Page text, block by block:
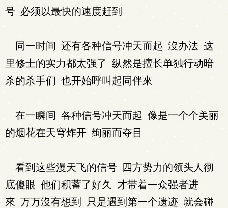
号 必须以最快的速度赶到
同一时间 还有各种信号冲天而起 沒办法 这
里修士的实力都太强了 纵然是擅长单独行动暗
杀的杀手们 也开始呼叫起同伴來
在一瞬间 各种信号冲天而起 像是一个个美丽
的烟花在天穹炸开 绚丽而夺目
看到这些漫天飞的信号 四方势力的领头人彻
底傻眼 他们积蓄了好久 才带着一众强者进
來 万万沒有想到 只是遇到第一个遗迹 就会碰